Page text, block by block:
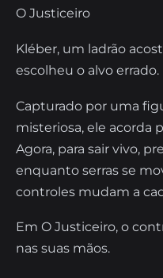
O Justiceiro
Kléber, um ladrão
escolheu o alvo errado.
Capturado por uma
misteriosa, ele acorda
Agora, para sair vivo,
enquanto serras se
controles mudam a
Em O Justiceiro, o
nas suas mãos.